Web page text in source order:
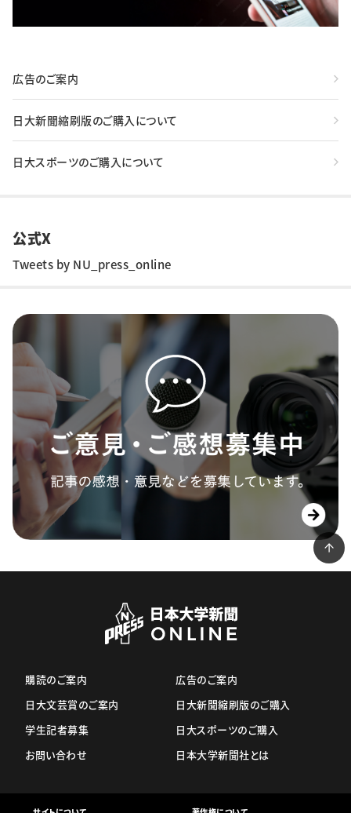
広告のご案内
日大新聞縮刷版のご購入について
日大スポーツのご購入について
公式X
Tweets by NU_press_online
購読のご案内
日大文芸賞のご案内
学生記者募集
お問い合わせ
広告のご案内
日大新聞縮刷版のご購入
日大スポーツのご購入
日本大学新聞社とは